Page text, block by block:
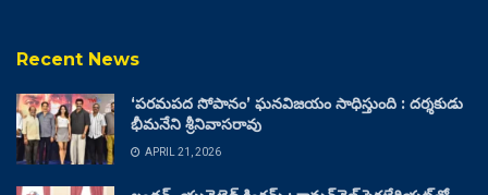
Recent News
‘పరమపద సోపానం’ ఘనవిజయం సాధిస్తుంది : దర్శకుడు
భీమనేని శ్రీనివాసరావు
APRIL 21, 2026